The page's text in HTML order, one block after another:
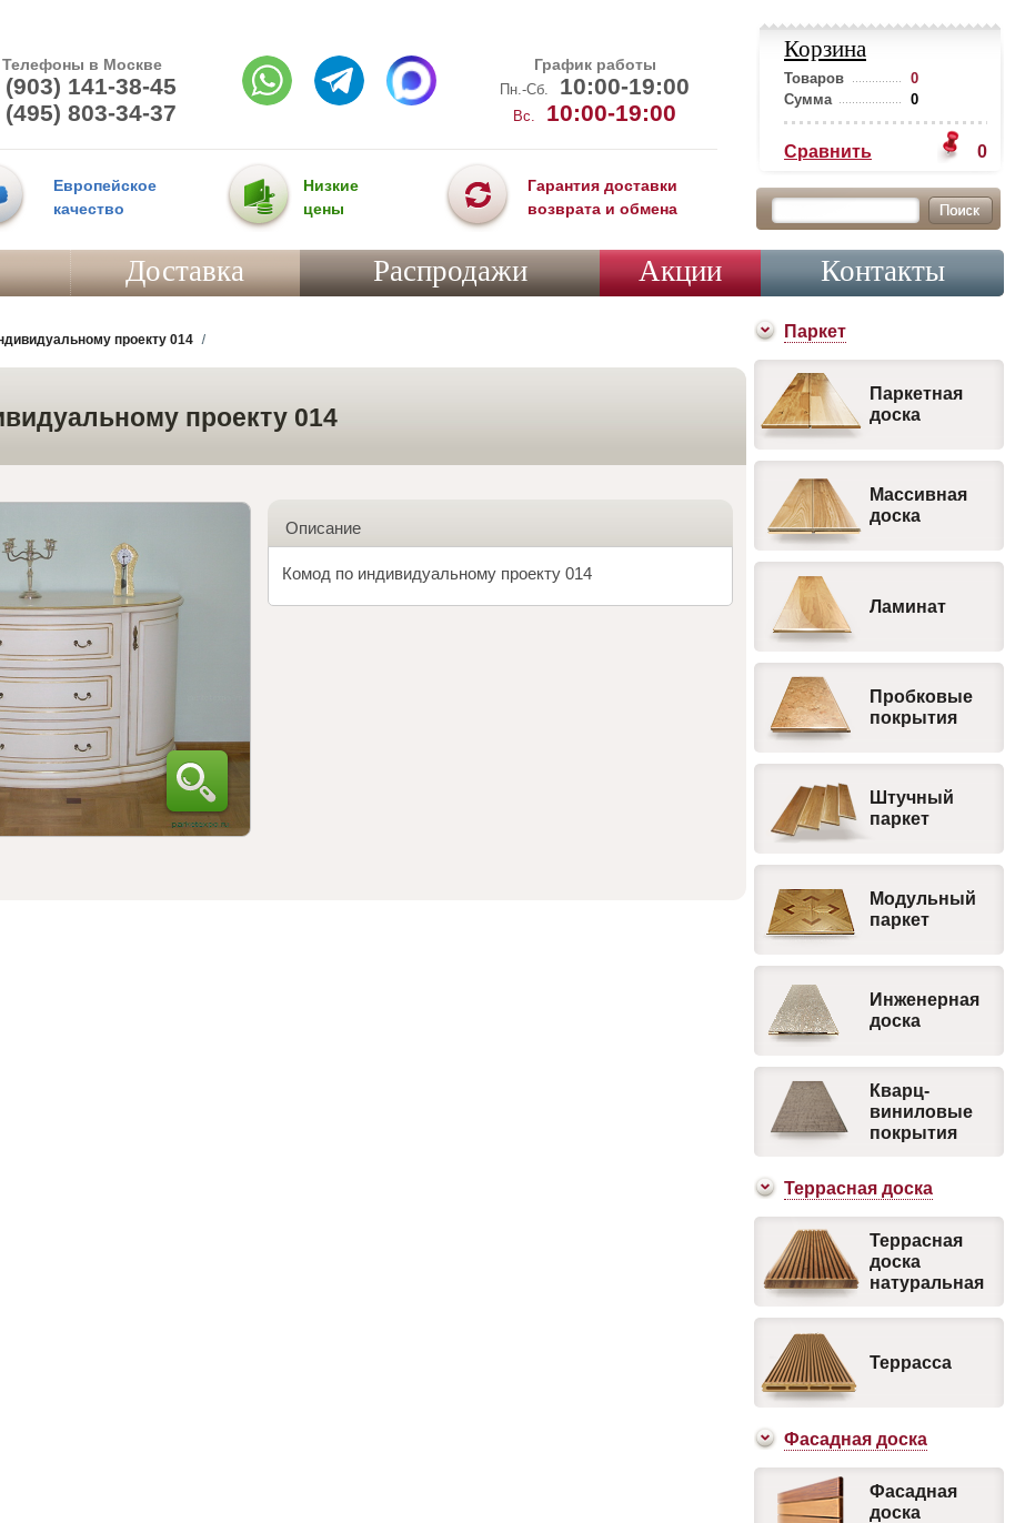
Телефоны в Москве
(903) 141-38-45
(495) 803-34-37
График работы
Пн.-Сб. 10:00-19:00
Вс. 10:00-19:00
Европейское
качество
Низкие
цены
Гарантия доставки
возврата и обмена
Корзина
Товаров
0
Сумма
0
Сравнить 0
Доставка Распродажи Акции Контакты
проекту 014
проекту 014
Описание
Комод по индивидуальному проекту 014
Паркет
Паркетная
доска
Массивная
доска
Ламинат
Пробковые
покрытия
Штучный
паркет
Модульный
паркет
Инженерная
доска
Кварц-
виниловые
покрытия
Террасная доска
Террасная
доска
натуральная
Террасса
Фасадная доска
Фасадная
доска